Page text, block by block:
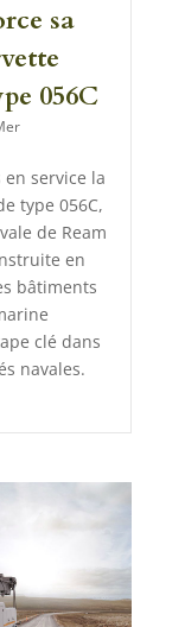
sa
056C
service la
type 056C,
de Ream
en
bâtiments
clé dans
navales.